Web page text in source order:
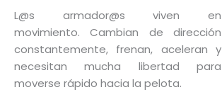
L@s armador@s viven en
movimiento. Cambian de dirección
constantemente, frenan, aceleran y
necesitan mucha libertad para
moverse rápido hacia la pelota.